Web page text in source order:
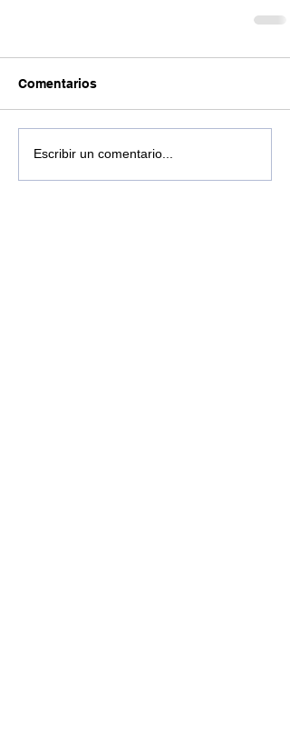
Comentarios
Escribir un comentario...